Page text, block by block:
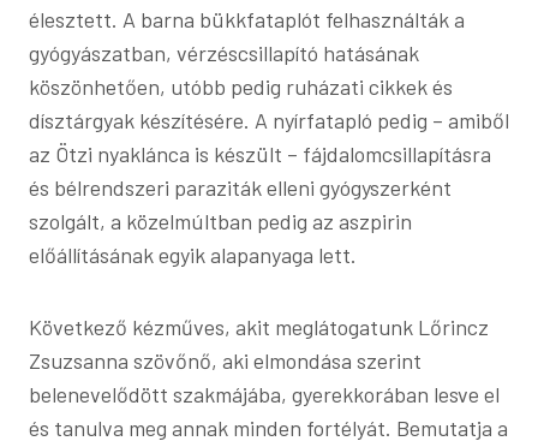
élesztett. A barna bükkfataplót felhasználták a
gyógyászatban, vérzéscsillapító hatásának
köszönhetően, utóbb pedig ruházati cikkek és
dísztárgyak készítésére. A nyírfatapló pedig – amiből
az Ötzi nyaklánca is készült – fájdalomcsillapításra
és bélrendszeri paraziták elleni gyógyszerként
szolgált, a közelmúltban pedig az aszpirin
előállításának egyik alapanyaga lett.
Következő kézműves, akit meglátogatunk Lőrincz
Zsuzsanna szövőnő, aki elmondása szerint
belenevelődött szakmájába, gyerekkorában lesve el
és tanulva meg annak minden fortélyát. Bemutatja a